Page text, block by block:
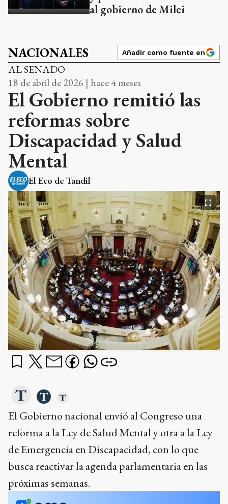
al gobierno de Milei
NACIONALES Añadir como fuente en
AL SENADO
18 de abril de 2026 | hace 4 meses
El Gobierno remitió las
reformas sobre
Discapacidad y Salud
Mental
El Eco de Tandil
El Gobierno nacional envió al Congreso una
reforma a la Ley de Salud Mental y otra a la Ley
de Emergencia en Discapacidad, con lo que
busca reactivar la agenda parlamentaria en las
próximas semanas.